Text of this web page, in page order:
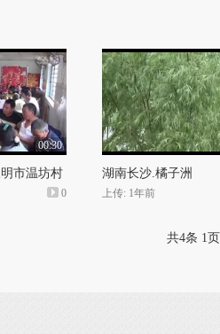
00:30
市温坊村
0
湖南长沙.橘子洲
上传: 1年前
共4条 1页